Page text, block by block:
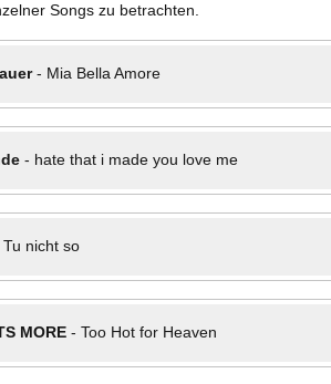
Songs zu betrachten.
- Mia Bella Amore
- hate that i made you love me
Tu nicht so
MORE- Too Hot for Heaven